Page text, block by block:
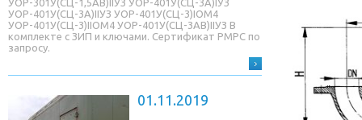
УОР-301У(СЦ-1,5AB)IIУЗ УОР-401У(СЦ-3A)IУЗ
УОР-401У(СЦ-3A)IIУЗ УОР-401У(СЦ-3)IОМ4
УОР-401У(СЦ-3)IIОМ4 УОР-401У(СЦ-3AB)IIУЗ В
комплекте с ЗИП и ключами. Сертификат РМРС по
запросу.
01.11.2019